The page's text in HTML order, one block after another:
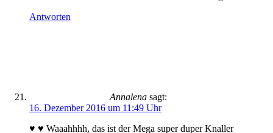
Antworten
Annalena sagt:
16. Dezember 2016 um 11:49 Uhr
♥ ♥ Waaahhhh, das ist der Mega super duper Knaller